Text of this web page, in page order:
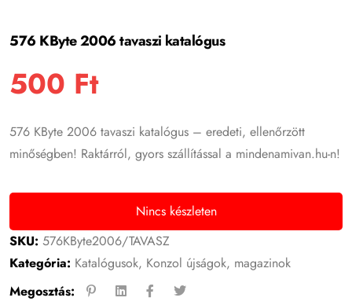
576 KByte 2006 tavaszi katalógus
500 Ft
576 KByte 2006 tavaszi katalógus – eredeti, ellenőrzött
minőségben! Raktárról, gyors szállítással a mindenamivan.hu-n!
Nincs készleten
SKU:576KByte2006/TAVASZ
Kategória: Katalógusok, Konzol újságok, magazinok
Megosztás: